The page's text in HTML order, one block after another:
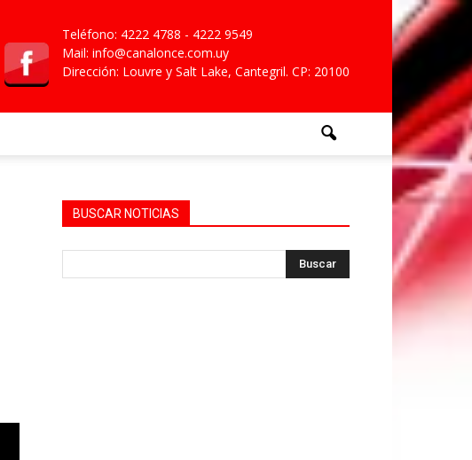
Teléfono: 4222 4788 - 4222 9549
Mail: info@canalonce.com.uy
Dirección: Louvre y Salt Lake, Cantegril. CP: 20100
BUSCAR NOTICIAS